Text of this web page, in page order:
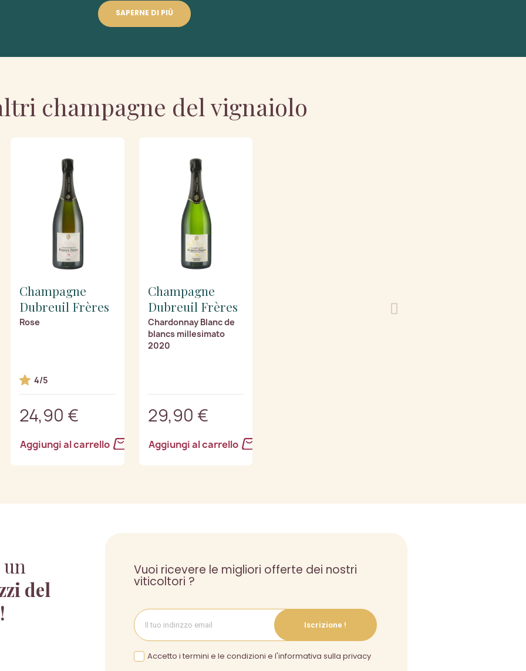
SAPERNE DI PIÙ
champagne del vignaiolo
Champagne
Dubreuil Frères
Rose
4/5
24,90 €
Aggiungi al carrello
Champagne
Dubreuil Frères
Chardonnay Blanc de
blancs millesimato
2020
29,90 €
Aggiungi al carrello
del
Vuoi ricevere le migliori offerte dei nostri
viticoltori ?
Iscrizione !
Accetto i termini e le condizioni e l'informativa sulla privacy